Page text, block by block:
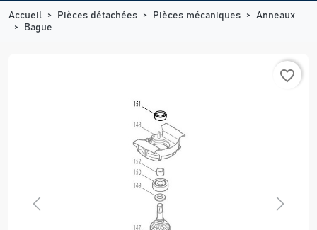
Accueil Pièces détachées Pièces mécaniques
Anneaux
Bague
favorite_border
Previous Next